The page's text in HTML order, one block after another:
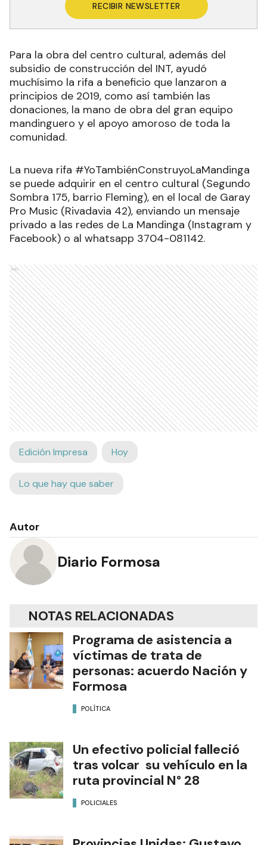
RECIBIR NEWSLETTER
Para la obra del centro cultural, además del
subsidio de construcción del INT, ayudó
muchísimo la rifa a beneficio que lanzaron a
principios de 2019, como así también las
donaciones, la mano de obra del gran equipo
mandinguero y el apoyo amoroso de toda la
comunidad.
La nueva rifa #YoTambiénConstruyoLaMandinga
se puede adquirir en el centro cultural (Segundo
Sombra 175, barrio Fleming), en el local de Garay
Pro Music (Rivadavia 42), enviando un mensaje
privado a las redes de La Mandinga (Instagram y
Facebook) o al whatsapp 3704-081142.
Ads
Edición Impresa Hoy
Lo que hay que saber
Autor
Diario Formosa
NOTAS RELACIONADAS
Programa de asistencia a
víctimas de trata de
personas: acuerdo Nación y
Formosa
POLÍTICA
Un efectivo policial falleció
tras volcar su vehículo en la
ruta provincial N° 28
POLICIALES